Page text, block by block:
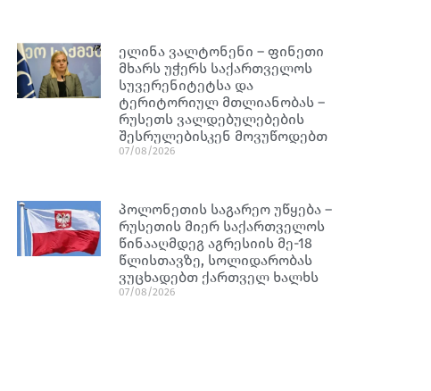
ელინა ვალტონენი – ფინეთი
მხარს უჭერს საქართველოს
სუვერენიტეტსა და
ტერიტორიულ მთლიანობას –
რუსეთს ვალდებულებების
შესრულებისკენ მოვუწოდებთ
07/08/2026
პოლონეთის საგარეო უწყება –
რუსეთის მიერ საქართველოს
წინააღმდეგ აგრესიის მე-18
წლისთავზე, სოლიდარობას
ვუცხადებთ ქართველ ხალხს
07/08/2026